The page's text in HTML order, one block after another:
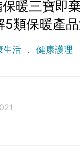
暖三寶即
保暖產品
生活 健康護理